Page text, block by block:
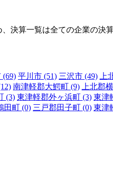
決算一覧は全ての企業の決
(69) 平川市 (51) 三沢市 (49) 上
南津軽郡大鰐町 (9) 上北郡
(3) 東津軽郡外ヶ浜町 (3) 東津
田町 (0) 三戸郡田子町 (0) 東津